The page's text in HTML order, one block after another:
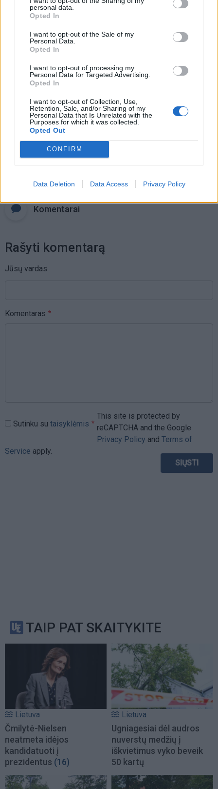
personal data.
Opted In
I want to opt-out of the Sale of my
Personal Data.
Opted In
I want to opt-out of processing my
Personal Data for Targeted Advertising.
Opted In
I want to opt-out of Collection, Use,
Retention, Sale, and/or Sharing of my
Personal Data that Is Unrelated with the
Purposes for which it was collected.
Opted Out
CONFIRM
Data Deletion Data Access Privacy Policy
Negrįžo iš Jūros šventės: artimieji
Kaip atjauninti įvaizdį artėjant prie
Raktažodžiai prezidentūra seimas egzaminai
Komentarai
Rašyti komentarą
Jūsų vardas
Komentaras
Sutinku su taisyklėmis
This site is protected by
reCAPTCHA and the Google
Privacy Policy and Terms of
Service apply.
TAIP PAT SKAITYKITE
Lietuva
Čmilytė-Nielsen
neatmeta idėjos
kandidatuoti į
prezidentus (16)
Lietuva
Ugniagesiai dėl audros
nuverstų medžių į
iškvietimus vyko beveik
50 kartų